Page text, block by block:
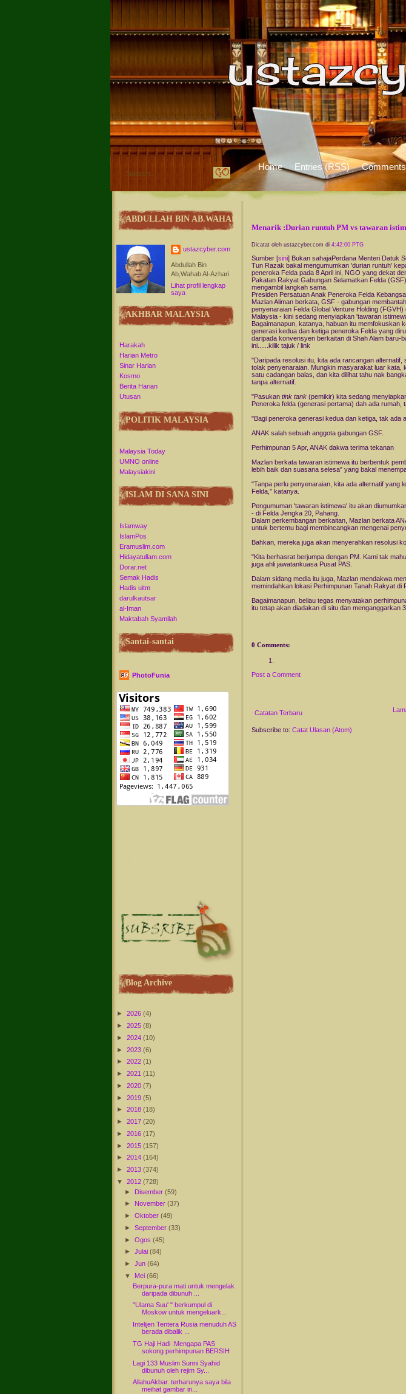
Home Entries (RSS)
ABDULLAH BIN AB.WAHAB
ustazcyber.com
Abdullah Bin
Ab,Wahab Al-Azhari
Lihat profil lengkap
saya
AKHBAR MALAYSIA
Harakah
Harian Metro
Sinar Harian
Kosmo
Berita Harian
Utusan
POLITIK MALAYSIA
Malaysia Today
UMNO online
Malaysiakini
ISLAM DI SANA SINI
Islamway
IslamPos
Eramuslim.com
Hidayatullam.com
Dorar.net
Semak Hadis
Hadis uitm
darulkautsar
al-Iman
Maktabah Syamilah
Santai-santai
PhotoFunia
Blog Archive
► 2026 (4)
► 2025 (8)
► 2024 (10)
► 2023 (6)
► 2022 (1)
► 2021 (11)
► 2020 (7)
► 2019 (5)
► 2018 (18)
► 2017 (20)
► 2016 (17)
► 2015 (157)
► 2014 (164)
► 2013 (374)
▼
2012 (728)
► Disember(59)
► November(37)
►Oktober(49)
►September(33)
►Ogos(45)
►Julai(84)
►Jun(64)
▼
Mei(66)
Berpura-pura mati untuk mengelak
daripada dibunuh ...
"Ulama Suu' " berkumpul di
Moskow untuk mengeluark...
Intelijen Tentera Rusia menuduh AS
berada dibalik ...
TG Haji Hadi :Mengapa PAS
sokong perhimpunan BERSIH
Lagi 133 Muslim Sunni Syahid
dibunuh oleh rejim Sy...
AllahuAkbar..terharunya saya bila
meihat gambar in...
Menarik :Durian runtuh PM vs tawaran
Dicatat oleh ustazcyber.com di 4:42:00 PTG
Sumber [sini] Bukan sahajaPerdana Menteri Datuk
Tun Razak bakal mengumumkan 'durian runtuh'
peneroka Felda pada 8 April ini, NGO yang dekat
Pakatan Rakyat Gabungan Selamatkan Felda
mengambil langkah sama.
Presiden Persatuan Anak Peneroka Felda
Mazlan Aliman berkata, GSF - gabungan membantah
penyenaraian Felda Global Venture Holding (FGVH)
Malaysia - kini sedang menyiapkan 'tawaran
Bagaimanapun, katanya, habuan itu memfokuskan
generasi kedua dan ketiga peneroka Felda yang
daripada konvensyen berkaitan di Shah Alam baru-
ini......kilik tajuk / link
"Daripada resolusi itu, kita ada rancangan alternatif,
tolak penyenaraian. Mungkin masyarakat luar kata,
satu cadangan balas, dan kita dilihat tahu nak
tanpa alternatif.
"Pasukan tink tank (pemikir) kita sedang
Peneroka felda (generasi pertama) dah ada rumah,
"Bagi peneroka generasi kedua dan ketiga, tak ada
ANAK salah sebuah anggota gabungan GSF.
Perhimpunan 5 Apr, ANAK dakwa terima tekanan
Mazlan berkata tawaran istimewa itu berbentuk
lebih baik dan suasana selesa" yang bakal
"Tanpa perlu penyenaraian, kita ada alternatif yang
Felda," katanya.
Pengumuman 'tawaran istimewa' itu akan
- di Felda Jengka 20, Pahang.
Dalam perkembangan berkaitan, Mazlan berkata
untuk bertemu bagi membincangkan mengenai
Bahkan, mereka juga akan menyerahkan resolusi
"Kita berhasrat berjumpa dengan PM. Kami tak
juga ahli jawatankuasa Pusat PAS.
Dalam sidang media itu juga, Mazlan mendakwa
memindahkan lokasi Perhimpunan Tanah Rakyat di
Bagaimanapun, beliau tegas menyatakan
itu tetap akan diadakan di situ dan menganggarkan
0 Comments:
Post a Comment
Catatan Terbaru
Subscribe to: Catat Ulasan (Atom)